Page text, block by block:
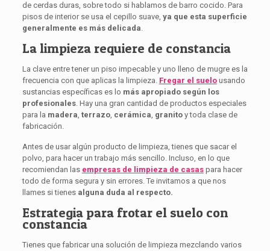
de cerdas duras, sobre todo si hablamos de barro cocido. Para
pisos de interior se usa el cepillo suave, ya que esta superficie
generalmente es más delicada.
La limpieza requiere de constancia
La clave entre tener un piso impecable y uno lleno de mugre es la
frecuencia con que aplicas la limpieza. Fregar el suelo usando
sustancias específicas es lo más apropiado según los
profesionales. Hay una gran cantidad de productos especiales
para la madera, terrazo, cerámica, granitoy toda clase de
fabricación.
Antes de usar algún producto de limpieza, tienes que sacar el
polvo, para hacer un trabajo más sencillo. Incluso, en lo que
recomiendan las empresas de limpieza de casas para hacer
todo de forma segura y sin errores. Te invitamos a que nos
llames si tienes alguna duda al respecto.
Estrategia para frotar el suelo con
constancia
Tienes que fabricar una solución de limpieza mezclando varios